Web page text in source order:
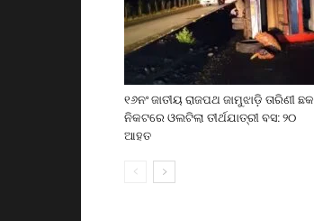
୧୬ନଂ ଜାତୀୟ ରାଜପଥ ଜାମୁଝାଡ଼ି ତାରିଣୀ ଛକ
ନିକଟରେ ଓଲଟିଲା ତୀର୍ଥଯାତ୍ରୀ ବସ: ୨୦
ଆହତ